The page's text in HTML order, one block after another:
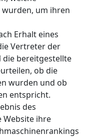
um ihren
Erhalt eines
Vertreter der
die bereitgestellte
ob die
wurden und ob
entspricht.
des
ihre